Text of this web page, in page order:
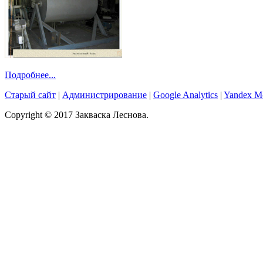
Подробнее...
Старый сайт | Администрирование | Google Analytics | Yandex
Copyright © 2017 Закваска Леснова.